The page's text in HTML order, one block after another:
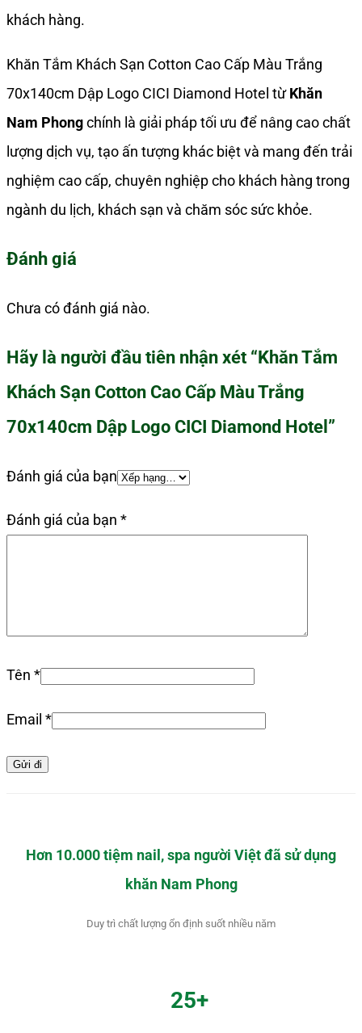
khách hàng.
Khăn Tắm Khách Sạn Cotton Cao Cấp Màu Trắng
70x140cm Dập Logo CICI Diamond Hotel từKhăn
Nam Phongchính là giải pháp tối ưu để nâng cao chất
lượng dịch vụ, tạo ấn tượng khác biệt và mang đến trải
nghiệm cao cấp, chuyên nghiệp cho khách hàng trong
ngành du lịch, khách sạn và chăm sóc sức khỏe.
Đánh giá
Chưa có đánh giá nào.
Hãy là người đầu tiên nhận xét “Khăn Tắm
Khách Sạn Cotton Cao Cấp Màu Trắng
70x140cm Dập Logo CICI Diamond Hotel”
Đánh giá của bạn
Đánh giá của bạn *
Tên *
Email *
Hơn 10.000 tiệm nail, spa người Việt đã sử dụng
khăn Nam Phong
Duy trì chất lượng ổn định suốt nhiều năm
25+